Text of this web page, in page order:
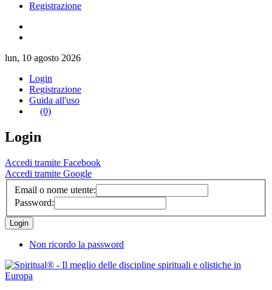
Registrazione
lun, 10 agosto 2026
Login
Registrazione
Guida all'uso
(0)
Login
Accedi tramite Facebook
Accedi tramite Google
Email o nome utente:
Password:
Non ricordo la password